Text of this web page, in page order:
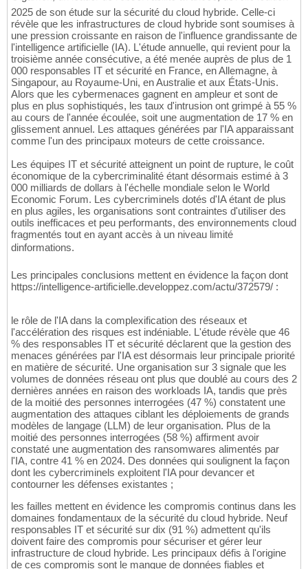
2025 de son étude sur la sécurité du cloud hybride. Celle-ci
révèle que les infrastructures de cloud hybride sont soumises à
une pression croissante en raison de l'influence grandissante de
l'intelligence artificielle (IA). L'étude annuelle, qui revient pour la
troisième année consécutive, a été menée auprès de plus de 1
000 responsables IT et sécurité en France, en Allemagne, à
Singapour, au Royaume-Uni, en Australie et aux États-Unis.
Alors que les cybermenaces gagnent en ampleur et sont de
plus en plus sophistiqués, les taux d'intrusion ont grimpé à 55 %
au cours de l'année écoulée, soit une augmentation de 17 % en
glissement annuel. Les attaques générées par l'IA apparaissant
comme l'un des principaux moteurs de cette croissance.
Les équipes IT et sécurité atteignent un point de rupture, le coût
économique de la cybercriminalité étant désormais estimé à 3
000 milliards de dollars à l'échelle mondiale selon le World
Economic Forum. Les cybercriminels dotés d'IA étant de plus
en plus agiles, les organisations sont contraintes d'utiliser des
outils inefficaces et peu performants, des environnements cloud
fragmentés tout en ayant accès à un niveau limité
dinformations.
Les principales conclusions mettent en évidence la façon dont
https://intelligence-artificielle.developpez.com/actu/372579/ :
le rôle de l'IA dans la complexification des réseaux et
l'accélération des risques est indéniable. L'étude révèle que 46
% des responsables IT et sécurité déclarent que la gestion des
menaces générées par l'IA est désormais leur principale priorité
en matière de sécurité. Une organisation sur 3 signale que les
volumes de données réseau ont plus que doublé au cours des 2
dernières années en raison des workloads IA, tandis que près
de la moitié des personnes interrogées (47 %) constatent une
augmentation des attaques ciblant les déploiements de grands
modèles de langage (LLM) de leur organisation. Plus de la
moitié des personnes interrogées (58 %) affirment avoir
constaté une augmentation des ransomwares alimentés par
l'IA, contre 41 % en 2024. Des données qui soulignent la façon
dont les cybercriminels exploitent l'IA pour devancer et
contourner les défenses existantes ;
les failles mettent en évidence les compromis continus dans les
domaines fondamentaux de la sécurité du cloud hybride. Neuf
responsables IT et sécurité sur dix (91 %) admettent qu'ils
doivent faire des compromis pour sécuriser et gérer leur
infrastructure de cloud hybride. Les principaux défis à l'origine
de ces compromis sont le manque de données fiables et